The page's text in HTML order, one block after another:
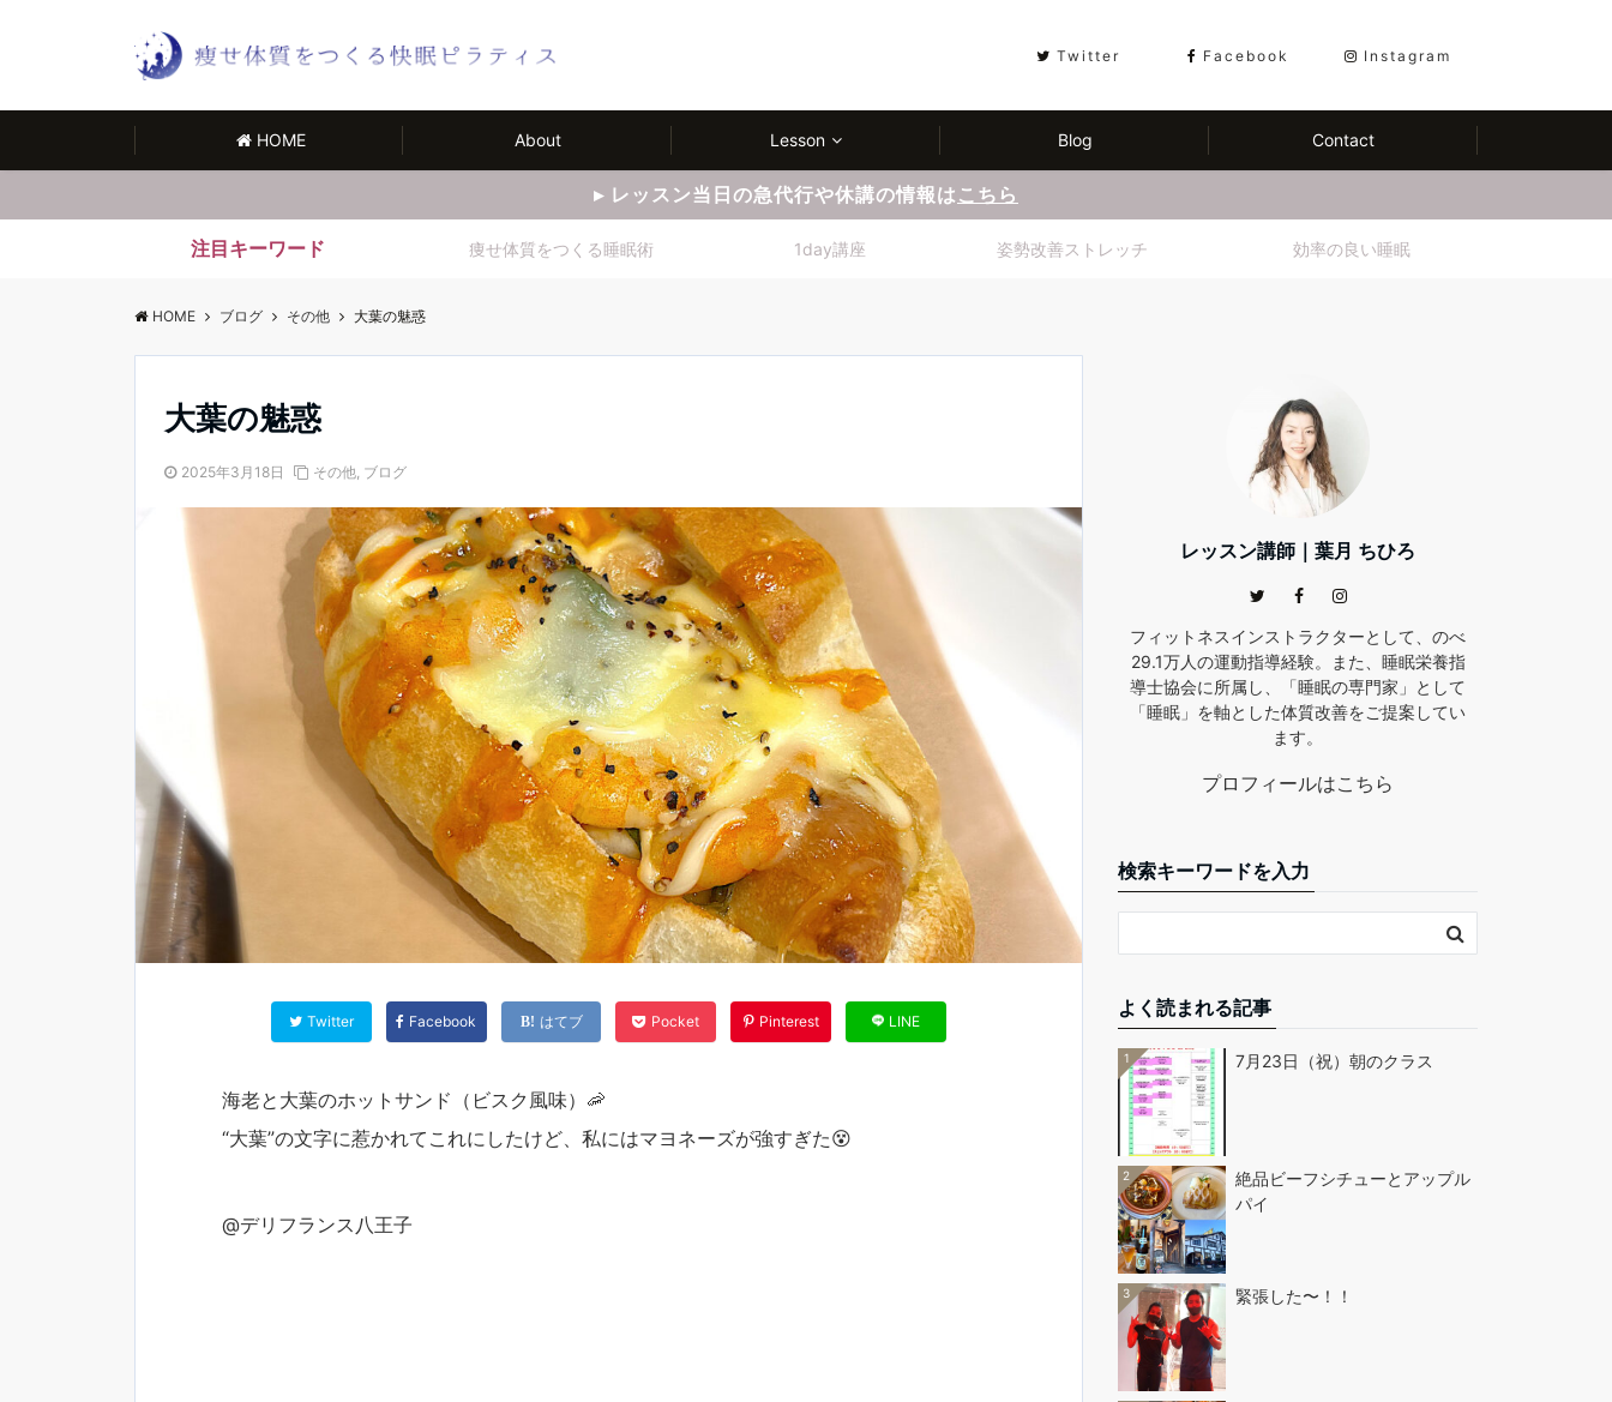
Twitter Facebook Instagram
HOME About Lesson Blog Contact
▸ レッスン当日の急代行や休講の情報はこちら
注目キーワード 痩せ体質をつくる睡眠術 1day講座 姿勢改善ストレッチ 効率の良い睡眠
HOME ブログ その他 大葉の魅惑
大葉の魅惑
2025年3月18日 その他, ブログ
Twitter Facebook はてブ Pocket Pinterest LINE
海老と大葉のホットサンド（ビスク風味）🦐
“大葉”の文字に惹かれてこれにしたけど、私にはマヨネーズが強すぎた😵
@デリフランス八王子
レッスン講師｜葉月 ちひろ
フィットネスインストラクターとして、のべ
29.1万人の運動指導経験。また、睡眠栄養指
導士協会に所属し、「睡眠の専門家」として
「睡眠」を軸とした体質改善をご提案してい
ます。
プロフィールはこちら
検索キーワードを入力
よく読まれる記事
1 7月23日（祝）朝のクラス
2
絶品ビーフシチューとアップル
パイ
3 緊張した〜！！